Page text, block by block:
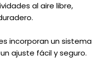
al aire libre,
incorporan un sistema
ajuste fácil y seguro.